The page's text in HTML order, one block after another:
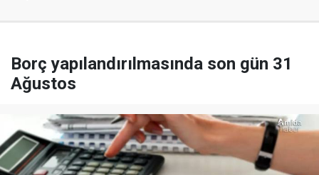
Borç yapılandırılmasında son gün 31
Ağustos